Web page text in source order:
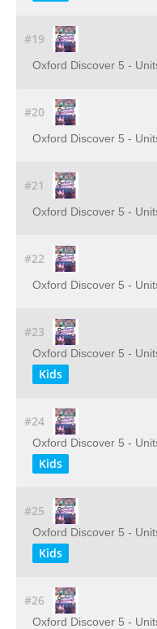
#19
Oxford Discover 5 -
#20
Oxford Discover 5 -
#21
Oxford Discover 5 -
#22
Oxford Discover 5 -
#23
Oxford Discover 5 -
Kids
#24
Oxford Discover 5 -
Kids
#25
Oxford Discover 5 -
Kids
#26
Oxford Discover 5 -